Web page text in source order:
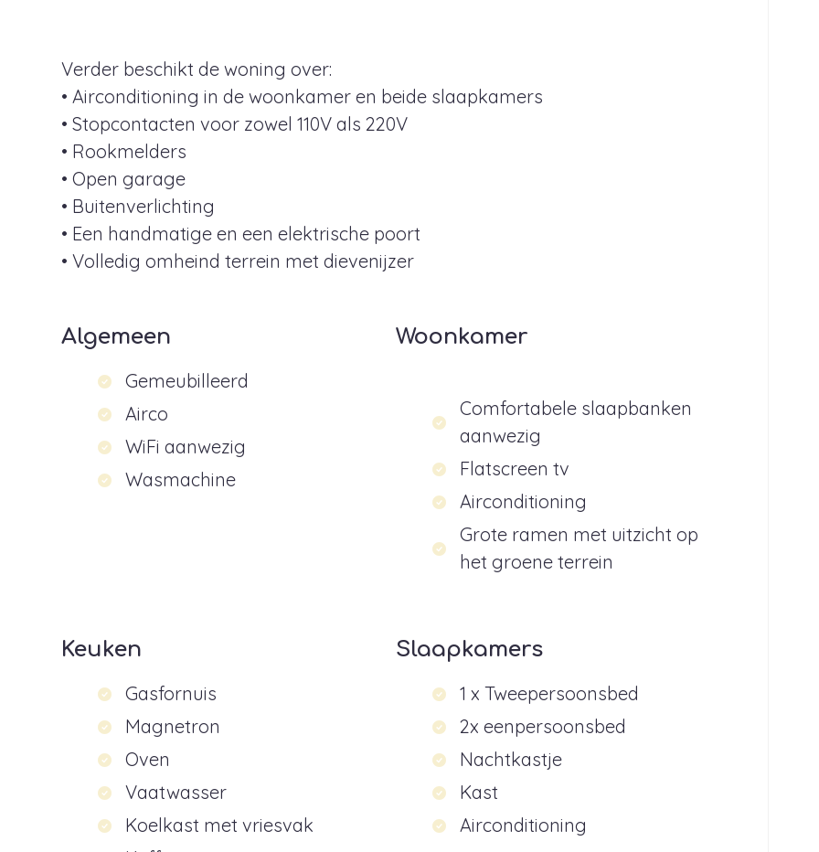
Verder beschikt de woning over:
• Airconditioning in de woonkamer en beide slaapkamers
• Stopcontacten voor zowel 110V als 220V
• Rookmelders
• Open garage
• Buitenverlichting
• Een handmatige en een elektrische poort
• Volledig omheind terrein met dievenijzer
Algemeen
Gemeubilleerd
Airco
WiFi aanwezig
Wasmachine
Woonkamer
Comfortabele slaapbanken
aanwezig
Flatscreen tv
Airconditioning
Grote ramen met uitzicht op
het groene terrein
Keuken
Gasfornuis
Magnetron
Oven
Vaatwasser
Koelkast met vriesvak
Slaapkamers
1 x Tweepersoonsbed
2x eenpersoonsbed
Nachtkastje
Kast
Airconditioning